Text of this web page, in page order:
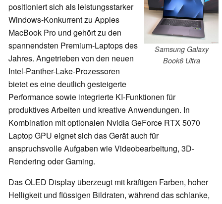
Samsung Galaxy
Book6 Ultra
positioniert sich als leistungsstarker
Windows-Konkurrent zu Apples
MacBook Pro und gehört zu den
spannendsten Premium-Laptops des
Jahres. Angetrieben von den neuen
Intel-Panther-Lake-Prozessoren
bietet es eine deutlich gesteigerte
Performance sowie integrierte KI-Funktionen für
produktives Arbeiten und kreative Anwendungen. In
Kombination mit optionalen Nvidia GeForce RTX 5070
Laptop GPU eignet sich das Gerät auch für
anspruchsvolle Aufgaben wie Videobearbeitung, 3D-
Rendering oder Gaming.
Das OLED Display überzeugt mit kräftigen Farben, hoher
Helligkeit und flüssigen Bildraten, während das schlanke,